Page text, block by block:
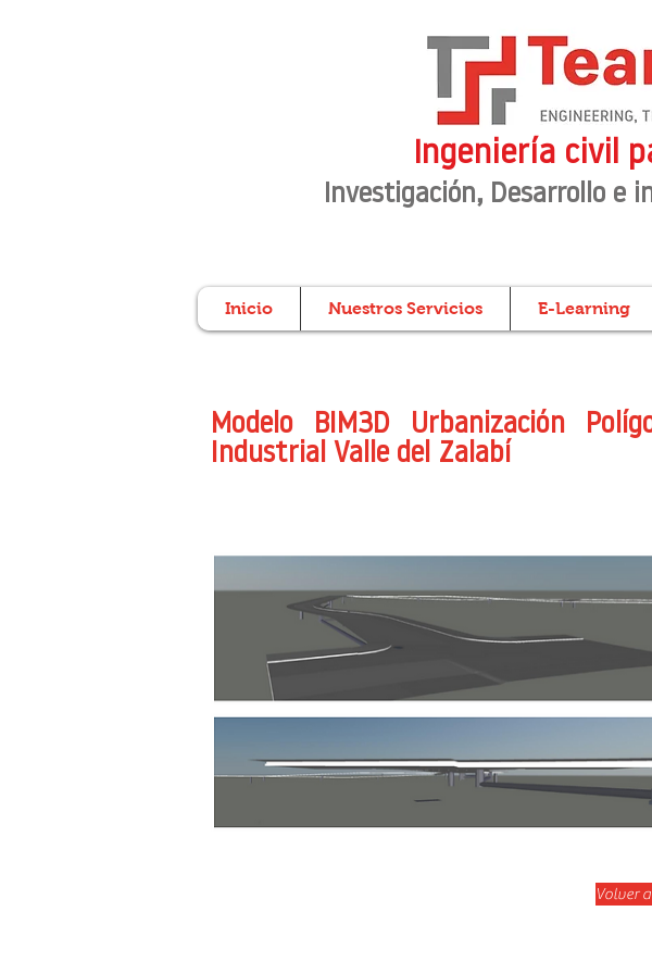
Investigación, Desarrollo e
Ingeniería civil
Inicio Nuestros Servicios E-Learning
Modelo BIM3D Urbanización
Industrial Valle del Zalabí
Volver